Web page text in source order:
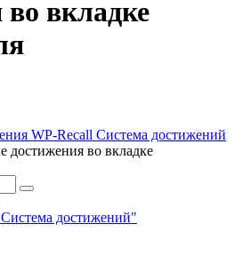
вкладке
WP-Recall Система достижений
достижения во вкладке
достижений"